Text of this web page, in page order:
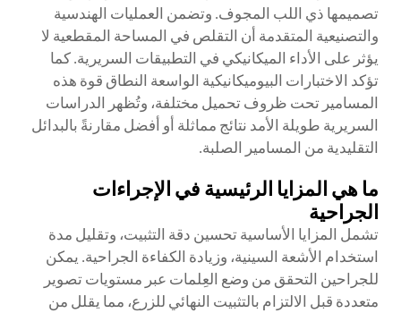
تصميمها ذي اللب المجوف. وتضمن العمليات الهندسية
والتصنيعية المتقدمة أن التقلص في المساحة المقطعية لا
يؤثر على الأداء الميكانيكي في التطبيقات السريرية. كما
تؤكد الاختبارات البيوميكانيكية الواسعة النطاق قوة هذه
المسامير تحت ظروف تحميل مختلفة، وتُظهر الدراسات
السريرية طويلة الأمد نتائج مماثلة أو أفضل مقارنةً بالبدائل
التقليدية من المسامير الصلبة.
ما هي المزايا الرئيسية في الإجراءات
الجراحية
تشمل المزايا الأساسية تحسين دقة التثبيت، وتقليل مدة
استخدام الأشعة السينية، وزيادة الكفاءة الجراحية. يمكن
للجراحين التحقق من وضع العِلمات عبر مستويات تصوير
متعددة قبل الالتزام بالتثبيت النهائي للزرع، مما يقلل من